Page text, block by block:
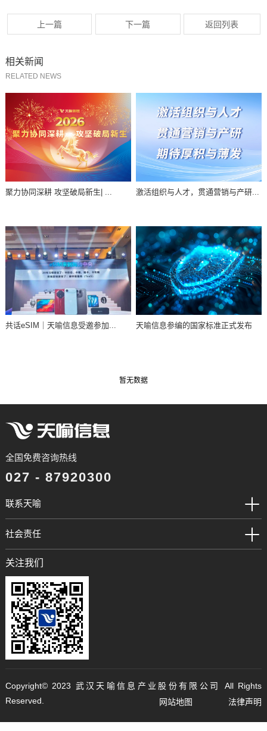
上一篇 下一篇 返回列表
相关新闻
RELATED NEWS
聚力协同深耕 攻坚破局新生| ... 激活组织与人才，贯通营销与产研...
共话eSIM｜天喻信息受邀参加... 天喻信息参编的国家标准正式发布
暂无数据
全国免费咨询热线
027 - 87920300
联系天喻
社会责任
关注我们
Copyright©️ 2023 武汉天喻信息产业股份有限公司 All Rights
Reserved.
法律声明
网站地图